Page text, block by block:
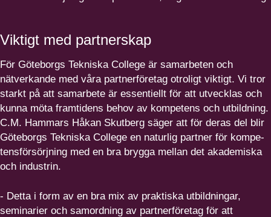
Viktigt med partnerskap
För Göteborgs Tekniska College är samarbeten och
nätverkande med våra partner­fö­retag otroligt viktigt. Vi tror
starkt på att samarbete är essentiellt för att utvecklas och
kunna möta framtidens behov av kompetens och utbildning.
C.M. Hammars Håkan Skutberg säger att för deras del blir
Göteborgs Tekniska College en naturlig partner för kompe­
tens­för­sörjning med en bra brygga mellan det akademiska
och industrin.
- Detta i form av en bra mix av praktiska utbildningar,
seminarier och samordning av partner­fö­retag för att